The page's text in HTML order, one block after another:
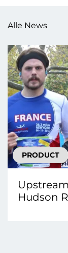
Alle News
PRODUCT
Hudson